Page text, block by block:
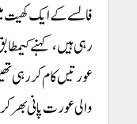
فالسے کے ایک کھیت
رہی ہیں،
عورتیں کام کررہی
والی عورت پانی بھر